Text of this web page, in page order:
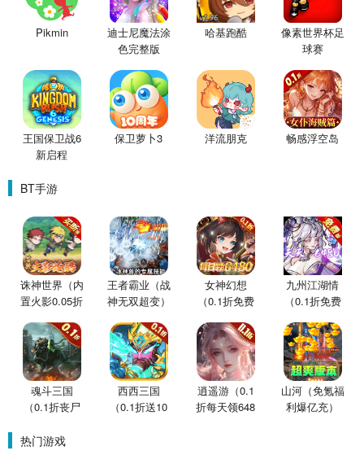
Pikmin
迪士尼魔法涂
色完整版
哈基跑酷
像素世界杯足
球赛
王国保卫战6
新启程
保卫萝卜3 洋流朋克 畅感浮空岛
BT手游
诛神世界（内
置火影0.05折
王者霸业（战
神无双超变）
女神幻想
（0.1折免费
九州江湖情
（0.1折免费
魂斗三国
（0.1折丧尸
西西三国
（0.1折送10
逍遥游（0.1
折每天领648
山河（免氪福
利爆亿充）
热门游戏